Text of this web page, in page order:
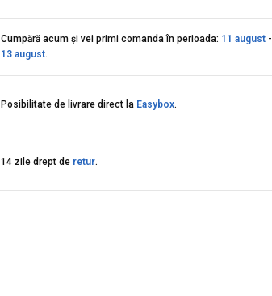
Cumpără acum și vei primi comanda în perioada: 11 august-
13 august.
Posibilitate de livrare direct la Easybox.
14 zile drept de retur.